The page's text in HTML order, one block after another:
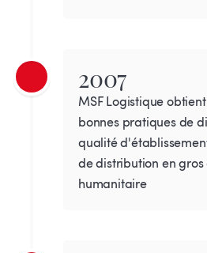
2007
MSF Logistique
bonnes pratiques de
qualité
de distribution en gros
humanitaire